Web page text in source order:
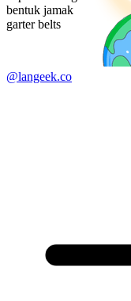
bentuk jamak
garter belts
@langeek.co